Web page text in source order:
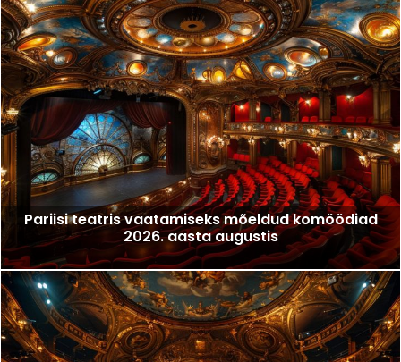
Pariisi teatris vaatamiseks mõeldud komöödiad
2026. aasta augustis